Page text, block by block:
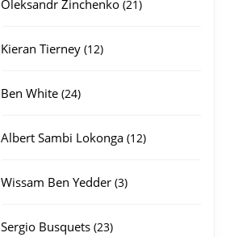
Oleksandr Zinchenko 21
Kieran Tierney 1212
Ben White 2424
Albert Sambi Lokonga 1212
Wissam Ben Yedder 33
Sergio Busquets 2323